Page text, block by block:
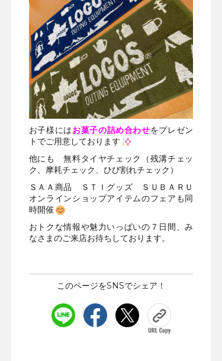
お子様にはお菓子の詰め合わせをプレゼン
トでご用意しております
他にも 無料タイヤチェック（残溝チェッ
ク、摩耗チェック、ひび割れチェック）
ＳＡＡ商品 ＳＴＩグッズ ＳＵＢＡＲＵ
オンラインショップアイテムのフェアも同
時開催
おトクな情報や魅力いっぱいの７日間、み
なさまのご来店お待ちしております。
このページをSNSでシェア！